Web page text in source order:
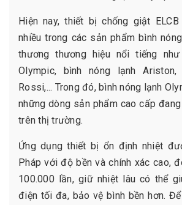
Hiện nay, thiết bị chống giật
nhiều trong các sản phẩm bình
thương thương hiệu nổi tiếng
Olympic, bình nóng lạnh
Rossi,... Trong đó, bình nóng lạnh
những dòng sản phẩm cao cấp
trên thị trường.
Ứng dụng thiết bị ổn định nhiệt
Pháp với độ bền và chính xác cao,
100.000 lần, giữ nhiệt lâu có thể
điện tối đa, bảo vệ bình bền hơn.